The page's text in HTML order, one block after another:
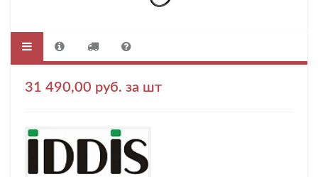
31 490,00 руб. за шт